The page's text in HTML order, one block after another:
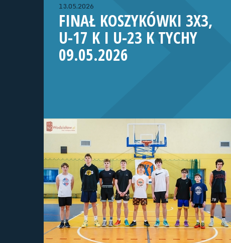
13.05.2026
FINAŁ KOSZYKÓWKI 3X3,
U-17 K I U-23 K TYCHY
09.05.2026